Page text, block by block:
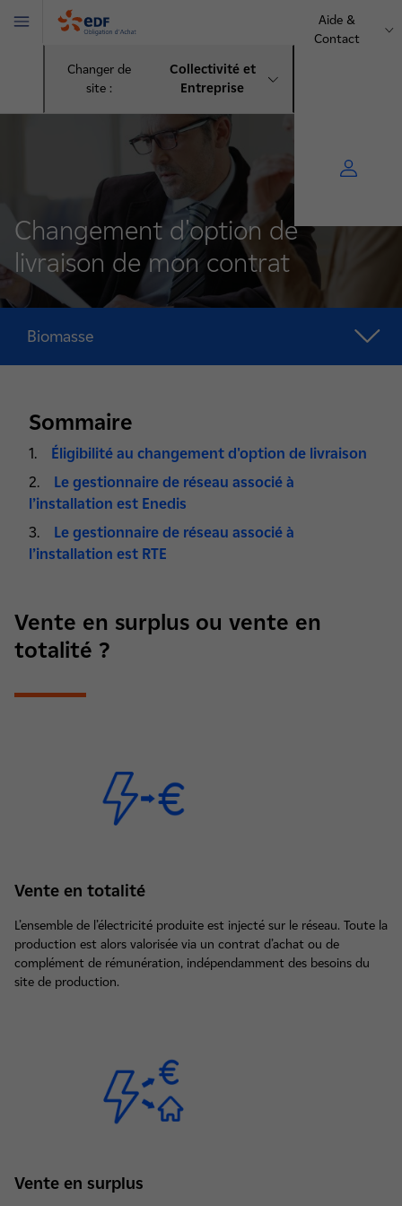
Changer de
site :
Collectivité et
Entreprise
Aide &
Contact
Menu
Changement d'option de
livraison de mon contrat
Biomasse
Sommaire
Éligibilité au changement d'option de livraison
Le gestionnaire de réseau associé à
l’installation est Enedis
Le gestionnaire de réseau associé à
l’installation est RTE
Vente en surplus ou vente en
totalité ?
Vente en totalité
L’ensemble de l’électricité produite est injecté sur le réseau. Toute la
production est alors valorisée via un contrat d’achat ou de
complément de rémunération, indépendamment des besoins du
site de production.
Vente en surplus